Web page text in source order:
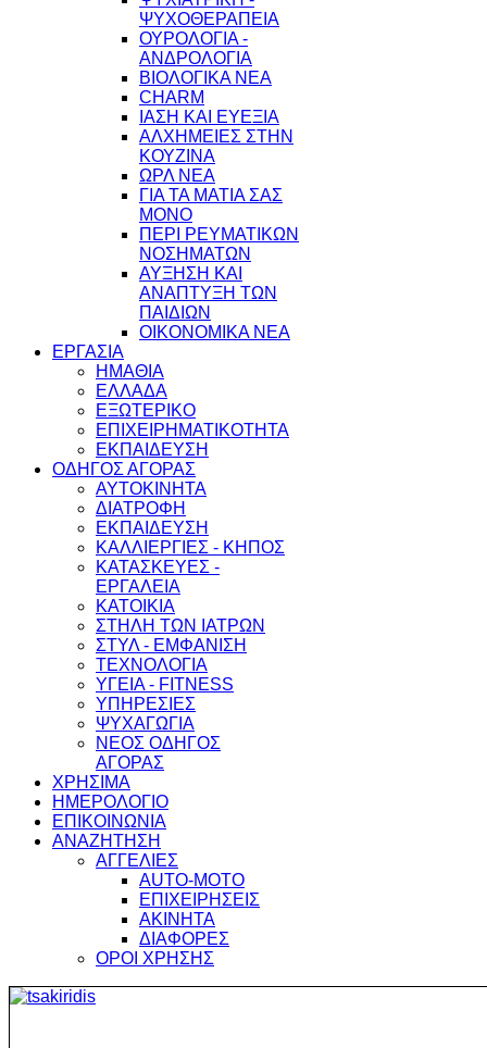
ΨΥΧΟΘΕΡΑΠΕΙΑ
ΟΥΡΟΛΟΓΙΑ -
ΑΝΔΡΟΛΟΓΙΑ
ΒΙΟΛΟΓΙΚΑ ΝΕΑ
CHARM
ΙΑΣΗ ΚΑΙ ΕΥΕΞΙΑ
ΑΛΧΗΜΕΙΕΣ ΣΤΗΝ
ΚΟΥΖΙΝΑ
ΩΡΛ ΝEA
ΓΙΑ ΤΑ ΜΑΤΙΑ ΣΑΣ
ΜΟΝΟ
ΠΕΡΙ ΡΕΥΜΑΤΙΚΩΝ
ΝΟΣΗΜΑΤΩΝ
ΑΥΞΗΣΗ ΚΑΙ
ΑΝΑΠΤΥΞΗ ΤΩΝ
ΠΑΙΔΙΩΝ
ΟΙΚΟΝΟΜΙΚΑ ΝΕΑ
ΕΡΓΑΣΙΑ
ΗΜΑΘΙΑ
ΕΛΛΑΔΑ
ΕΞΩΤΕΡΙΚΟ
ΕΠΙΧΕΙΡΗΜΑΤΙΚΟΤΗΤΑ
ΕΚΠΑΙΔΕΥΣΗ
ΟΔΗΓΟΣ ΑΓΟΡΑΣ
ΑΥΤΟΚΙΝΗΤΑ
ΔΙΑΤΡΟΦΗ
ΕΚΠΑΙΔΕΥΣΗ
ΚΑΛΛΙΕΡΓΙΕΣ - ΚΗΠΟΣ
ΚΑΤΑΣΚΕΥΕΣ -
ΕΡΓΑΛΕΙΑ
ΚΑΤΟΙΚΙΑ
ΣΤΗΛΗ ΤΩΝ ΙΑΤΡΩΝ
ΣΤΥΛ - ΕΜΦΑΝΙΣΗ
ΤΕΧΝΟΛΟΓΙΑ
ΥΓΕΙΑ - FITNESS
ΥΠΗΡΕΣΙΕΣ
ΨΥΧΑΓΩΓΙΑ
ΝΕΟΣ ΟΔΗΓΟΣ
ΑΓΟΡΑΣ
ΧΡΗΣΙΜΑ
ΗΜΕΡΟΛΟΓΙΟ
ΕΠΙΚΟΙΝΩΝΙΑ
ΑΝΑΖΗΤΗΣΗ
ΑΓΓΕΛΙΕΣ
AUTO-MOTO
ΕΠΙΧΕΙΡΗΣΕΙΣ
ΑΚΙΝΗΤΑ
ΔΙΑΦΟΡΕΣ
ΟΡΟΙ ΧΡΗΣΗΣ